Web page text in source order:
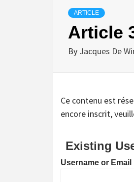
ARTICLE
Article
By Jacques De
Ce contenu est
encore inscrit,
Existing
Username or Email